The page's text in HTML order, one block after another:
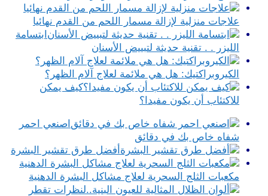
علاجات منزلية لإزالة مسمار اللحم من القدم نهائيا
ابتسامة
الليزر . . تقنية حديثة لتبييض الأسنان
الكيروبراكتيك: هل هي ملائمة لعلاج آلام الظهر؟
كيف يمكن
للاكتئاب أن يكون مفيدا؟
اصنعي احمر
شفاه خاص بك في دقائق
أفضل طرق تقشير البشرة
مكعبات الثلج السحرية لعلاج مشاكل البشرة الدهنية